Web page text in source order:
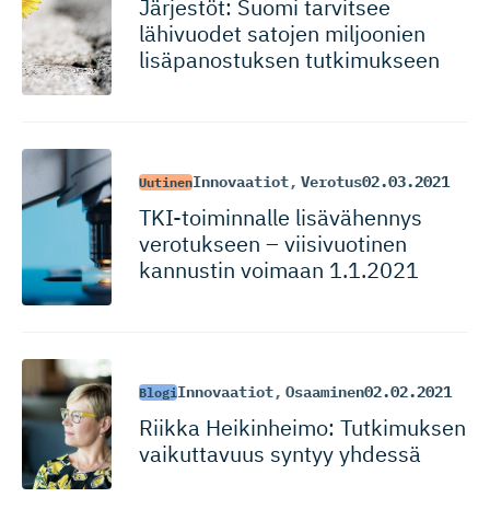
Järjestöt: Suomi tarvitsee
lähivuodet satojen miljoonien
lisäpanos­tuksen tutkimukseen
UutinenInnovaatiot, Verotus02.03.2021
TKI-toiminnalle lisävähennys
verotukseen – viisivuotinen
kannustin voimaan 1.1.2021
BlogiInnovaatiot, Osaaminen02.02.2021
Riikka Heikinheimo: Tutkimuksen
vaikuttavuus syntyy yhdessä